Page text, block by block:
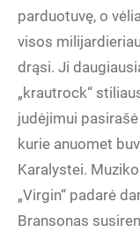
parduotuvę, o
visos
drąsi. Ji
„krautrock“
judėjimui
kurie anuomet
Karalystei.
„Virgin“ padarė
Bransonas